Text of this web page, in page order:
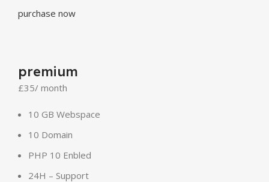
purchase now
premium
£35/ month
10 GB Webspace
10 Domain
PHP 10 Enbled
24H – Support